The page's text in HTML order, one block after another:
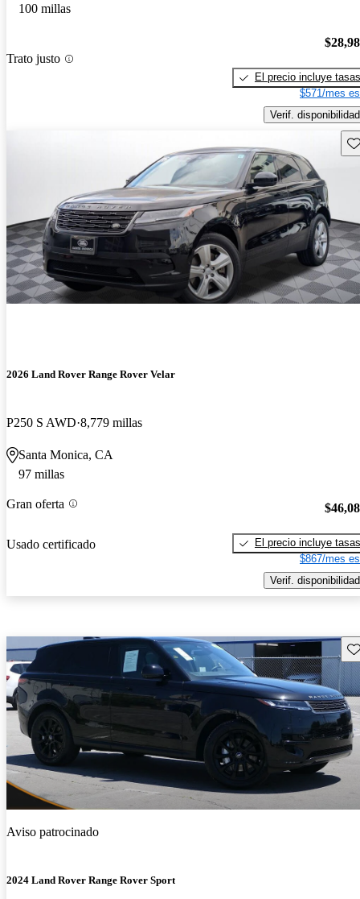
100 millas
Trato justo
El precio incluye tasas
$571/mes
Verif. disponibilidad
2026 Land Rover Range Rover Velar
P250 S AWD 8,779 millas
Santa Monica, CA
97 millas
Gran oferta
Usado certificado
El precio incluye tasas
$867/mes
Verif. disponibilidad
Aviso patrocinado
2024 Land Rover Range Rover Sport